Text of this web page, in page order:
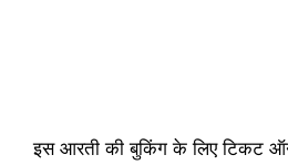
इस आरती की बुकिंग के लिए टिकट